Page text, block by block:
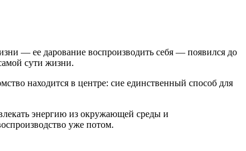
— ее дарование воспроизводить себя — появился до
сути жизни.
находится в центре: сие единственный способ для
энергию из окружающей среды и
уже потом.